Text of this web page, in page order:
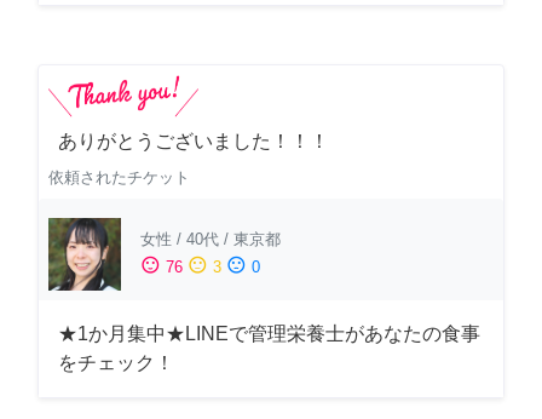
ありがとうございました！！！
依頼されたチケット
女性 / 40代 / 東京都
sentiment_satisfied 76 sentiment_neutral 3 sentiment_dissatisfied 0
★1か月集中★LINEで管理栄養士があなたの食事
をチェック！